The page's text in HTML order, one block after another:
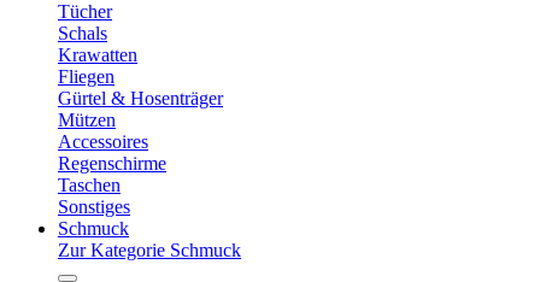
Tücher
Schals
Krawatten
Fliegen
Gürtel & Hosenträger
Mützen
Accessoires
Regenschirme
Taschen
Sonstiges
Schmuck
Zur Kategorie Schmuck